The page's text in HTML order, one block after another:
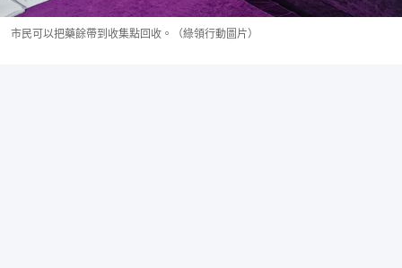
市民可以把藥餘帶到收集點回收。（綠領行動圖片）